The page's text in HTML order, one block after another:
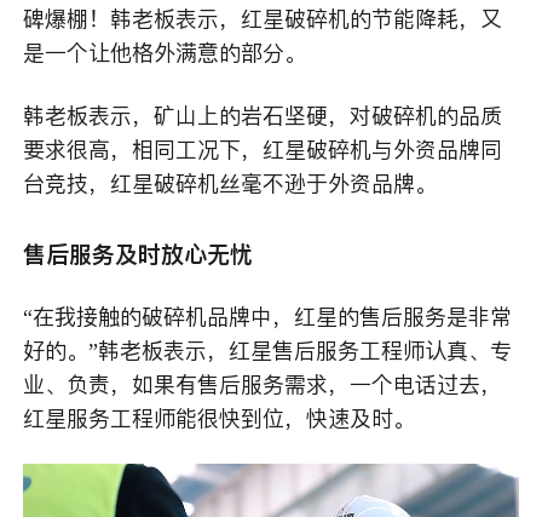
碑爆棚！韩老板表示，红星破碎机的节能降耗，又
是一个让他格外满意的部分。
韩老板表示，矿山上的岩石坚硬，对破碎机的品质
要求很高，相同工况下，红星破碎机与外资品牌同
台竞技，红星破碎机丝毫不逊于外资品牌。
售后服务及时放心无忧
“在我接触的破碎机品牌中，红星的售后服务是非常
好的。”韩老板表示，红星售后服务工程师认真、专
业、负责，如果有售后服务需求，一个电话过去，
红星服务工程师能很快到位，快速及时。